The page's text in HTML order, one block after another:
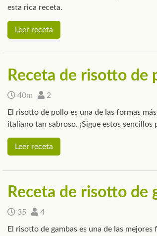
esta rica receta.
Leer receta
Receta de risotto de
40m 2
El risotto de pollo es una de las formas
italiano tan sabroso. ¡Sigue estos sencillos
Leer receta
Receta de risotto de
35 4
El risotto de gambas es una de las